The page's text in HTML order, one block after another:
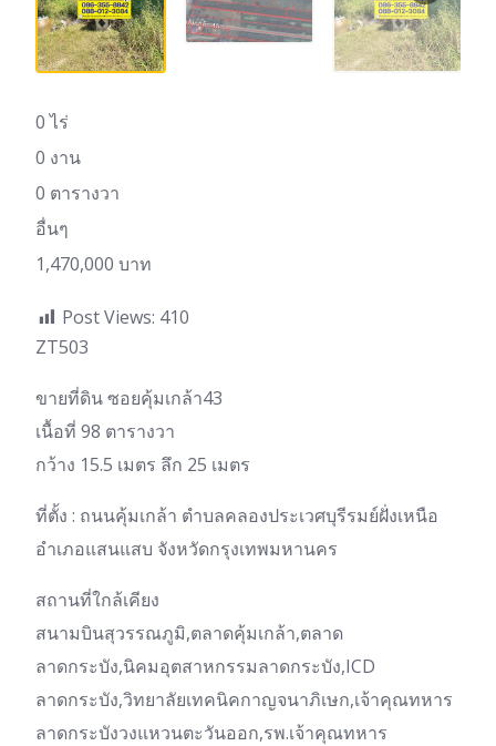
0 ไร่
0 งาน
0 ตารางวา
อื่นๆ
1,470,000 บาท
Post Views: 410
ZT503
ขายที่ดิน ซอยคุ้มเกล้า43
เนื้อที่ 98 ตารางวา
กว้าง 15.5 เมตร ลึก 25 เมตร
ที่ตั้ง : ถนนคุ้มเกล้า ตำบลคลองประเวศบุรีรมย์ฝั่งเหนือ
อำเภอแสนแสบ จังหวัดกรุงเทพมหานคร
สถานที่ใกล้เคียง
สนามบินสุวรรณภูมิ,ตลาดคุ้มเกล้า,ตลาด
ลาดกระบัง,นิคมอุตสาหกรรมลาดกระบัง,ICD
ลาดกระบัง,วิทยาลัยเทคนิคกาญจนาภิเษก,เจ้าคุณทหาร
ลาดกระบังวงแหวนตะวันออก,รพ.เจ้าคุณทหาร